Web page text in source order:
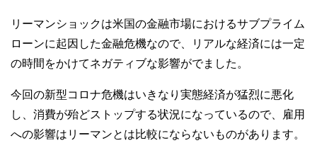
リーマンショックは米国の金融市場におけるサブプライム
ローンに起因した金融危機なので、リアルな経済には一定
の時間をかけてネガティブな影響がでました。
今回の新型コロナ危機はいきなり実態経済が猛烈に悪化
し、消費が殆どストップする状況になっているので、雇用
への影響はリーマンとは比較にならないものがあります。